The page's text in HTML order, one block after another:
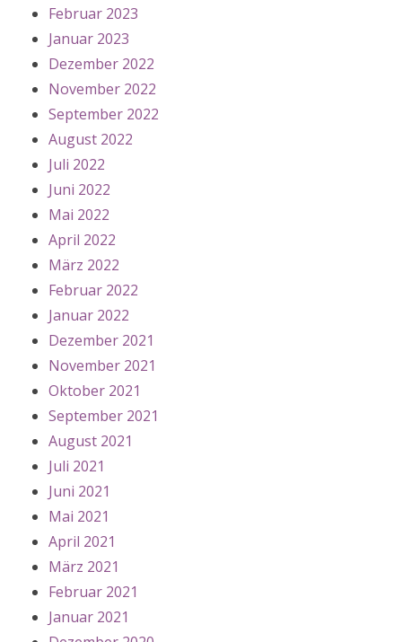
Februar 2023
Januar 2023
Dezember 2022
November 2022
September 2022
August 2022
Juli 2022
Juni 2022
Mai 2022
April 2022
März 2022
Februar 2022
Januar 2022
Dezember 2021
November 2021
Oktober 2021
September 2021
August 2021
Juli 2021
Juni 2021
Mai 2021
April 2021
März 2021
Februar 2021
Januar 2021